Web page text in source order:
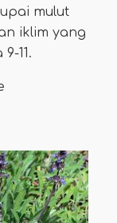
mulut
iklim yang
11.